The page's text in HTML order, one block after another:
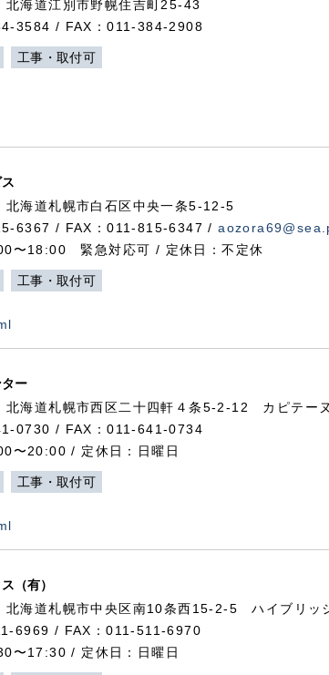
海道江別市野幌住吉町25-43
3584 / FAX：011-384-2908
工事・取付可
海道札幌市白石区中央一条5-12-5
6367 / FAX：011-815-6347 /
〜18:00 緊急対応可 / 定休日：不定休
工事・取付可
ー
海道札幌市西区二十四軒４条5-2-12 カピテー
0730 / FAX：011-641-0734
〜20:00 / 定休日：日曜日
工事・取付可
（有）
海道札幌市中央区南10条西15-2-5 ハイブリッ
6969 / FAX：011-511-6970
〜17:30 / 定休日：日曜日